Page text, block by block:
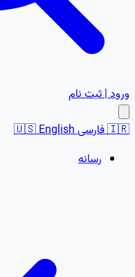
ورود | ثبت نام
🇮🇷فارسی 🇺🇸English
رسانه